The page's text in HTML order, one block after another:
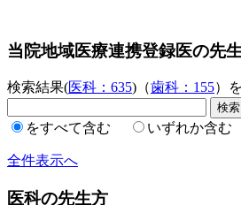
当院地域医療連携登録医の先
検索結果(医科：635)（歯科：155）
をすべて含む いずれか含む
全件表示へ
医科の先生方